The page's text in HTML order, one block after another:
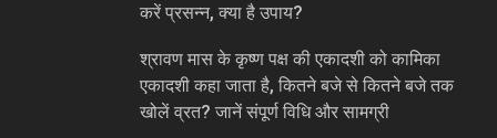
करें प्रसन्न, क्या है उपाय?
श्रावण मास के कृष्ण पक्ष की एकादशी को कामिका
एकादशी कहा जाता है, कितने बजे से कितने बजे तक
खोलें व्रत? जानें संपूर्ण विधि और सामग्री